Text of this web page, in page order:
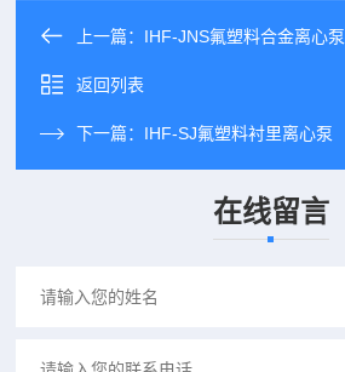
上一篇： IHF-JNS氟塑料合金离心泵
返回列表
下一篇： IHF-SJ氟塑料衬里离心泵
在线留言